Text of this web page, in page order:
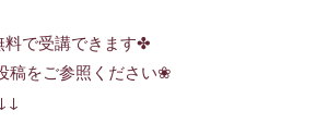
料で受講できます✤
稿をご参照ください❀